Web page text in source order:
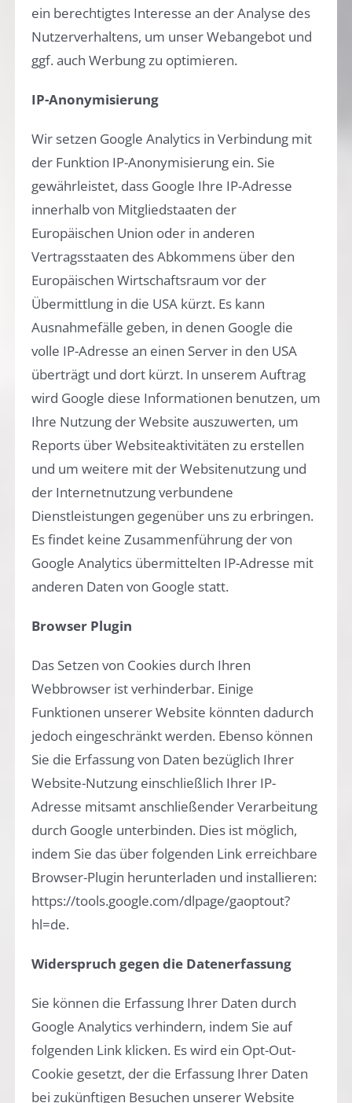
ein berechtigtes Interesse an der Analyse des
Nutzerverhaltens, um unser Webangebot und
ggf. auch Werbung zu optimieren.
IP-Anonymisierung
Wir setzen Google Analytics in Verbindung mit
der Funktion IP-Anonymisierung ein. Sie
gewährleistet, dass Google Ihre IP-Adresse
innerhalb von Mitgliedstaaten der
Europäischen Union oder in anderen
Vertragsstaaten des Abkommens über den
Europäischen Wirtschaftsraum vor der
Übermittlung in die USA kürzt. Es kann
Ausnahmefälle geben, in denen Google die
volle IP-Adresse an einen Server in den USA
überträgt und dort kürzt. In unserem Auftrag
wird Google diese Informationen benutzen, um
Ihre Nutzung der Website auszuwerten, um
Reports über Websiteaktivitäten zu erstellen
und um weitere mit der Websitenutzung und
der Internetnutzung verbundene
Dienstleistungen gegenüber uns zu erbringen.
Es findet keine Zusammenführung der von
Google Analytics übermittelten IP-Adresse mit
anderen Daten von Google statt.
Browser Plugin
Das Setzen von Cookies durch Ihren
Webbrowser ist verhinderbar. Einige
Funktionen unserer Website könnten dadurch
jedoch eingeschränkt werden. Ebenso können
Sie die Erfassung von Daten bezüglich Ihrer
Website-Nutzung einschließlich Ihrer IP-
Adresse mitsamt anschließender Verarbeitung
durch Google unterbinden. Dies ist möglich,
indem Sie das über folgenden Link erreichbare
Browser-Plugin herunterladen und installieren:
https://tools.google.com/dlpage/gaoptout?
hl=de.
Widerspruch gegen die Datenerfassung
Sie können die Erfassung Ihrer Daten durch
Google Analytics verhindern, indem Sie auf
folgenden Link klicken. Es wird ein Opt-Out-
Cookie gesetzt, der die Erfassung Ihrer Daten
bei zukünftigen Besuchen unserer Website